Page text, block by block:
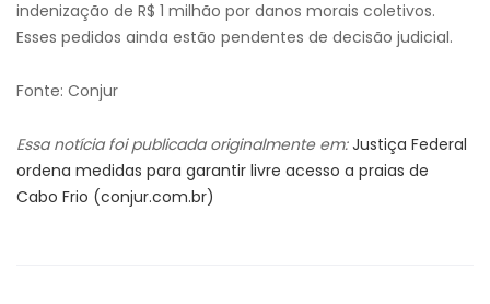
indenização de R$ 1 milhão por danos morais coletivos.
Esses pedidos ainda estão pendentes de decisão judicial.
Fonte: Conjur
Essa notícia foi publicada originalmente em: Justiça Federal
ordena medidas para garantir livre acesso a praias de
Cabo Frio (conjur.com.br)